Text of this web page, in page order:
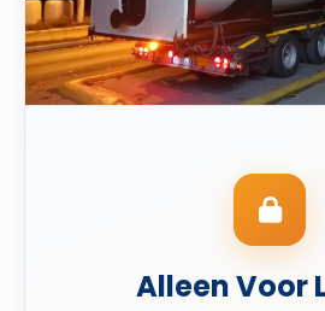
Alleen Voor